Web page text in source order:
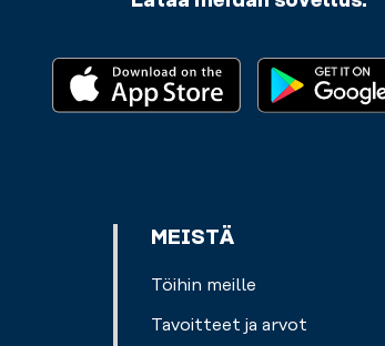
MEISTÄ
Töihin meille
Tavoitteet ja arvot